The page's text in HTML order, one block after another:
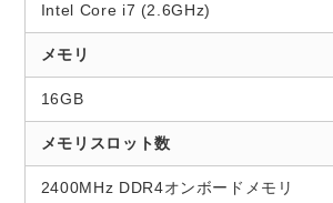
Intel Core i7 (2.6GHz)
メモリ
16GB
メモリスロット数
2400MHz DDR4オンボードメモリ